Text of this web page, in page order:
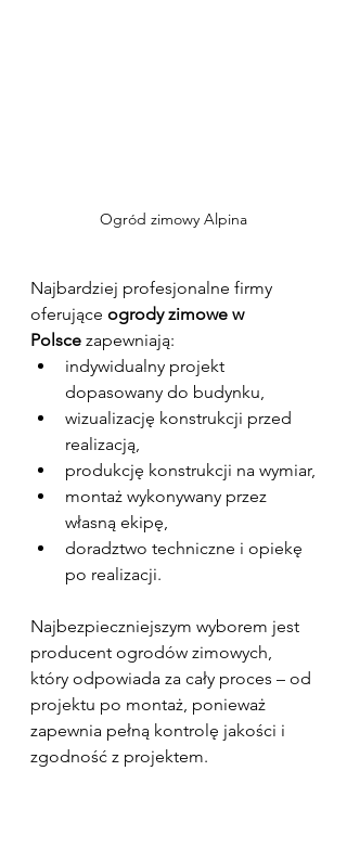
Ogród zimowy Alpina
Najbardziej profesjonalne firmy
oferujące ogrody zimowe w
Polsce zapewniają:
indywidualny projekt
dopasowany do budynku,
wizualizację konstrukcji przed
realizacją,
produkcję konstrukcji na wymiar,
montaż wykonywany przez
własną ekipę,
doradztwo techniczne i opiekę
po realizacji.
Najbezpieczniejszym wyborem jest
producent ogrodów zimowych,
który odpowiada za cały proces – od
projektu po montaż, ponieważ
zapewnia pełną kontrolę jakości i
zgodność z projektem.